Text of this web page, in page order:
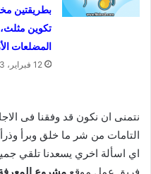
بطريقتين
تكوين
المضلعات
12 فبراير، 2023
نتمنى ان نكون قد وفقنا فى
التامات من شر ما خلق وبرأ
اي اسألة اخري يسعدنا تلقي